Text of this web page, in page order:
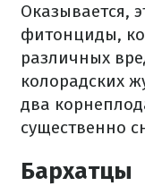
Оказывается,
фитонциды,
различных
колорадских
два
существенно
Бархатцы